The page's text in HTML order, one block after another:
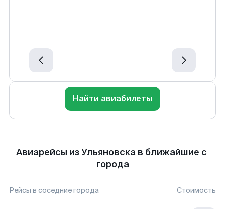
Найти авиабилеты
Авиарейсы из Ульяновска в ближайшие с
города
Рейсы в соседние города Стоимость